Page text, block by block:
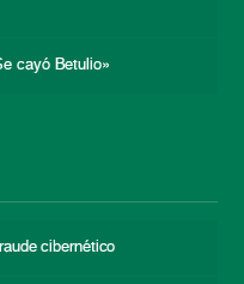
cayó Betulio»
cibernético